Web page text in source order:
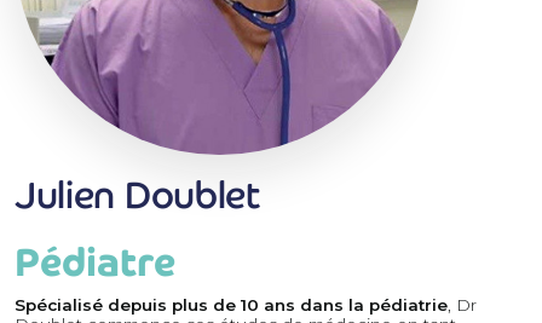
Julien Doublet
Pédiatre
Spécialisé depuis plus de 10 ans dans la pédiatrie , Dr